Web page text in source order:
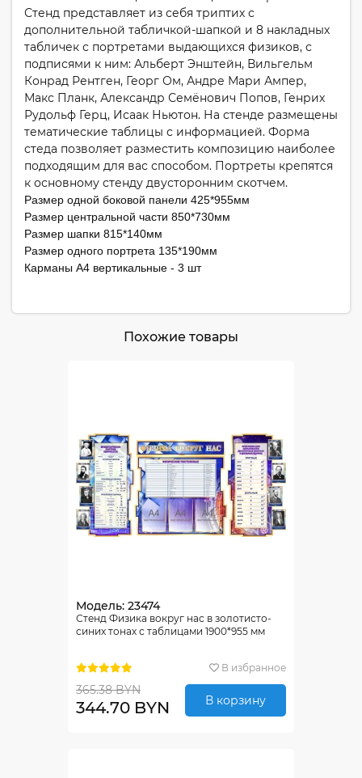
Стенд представляет из себя триптих с
дополнительной табличкой-шапкой и 8 накладных
табличек с портретами выдающихся физиков, с
подписями к ним: Альберт Энштейн, Вильгельм
Конрад Рентген, Георг Ом, Андре Мари Ампер,
Макс Планк, Александр Семёнович Попов, Генрих
Рудольф Герц, Исаак Ньютон. На стенде размещены
тематические таблицы с информацией. Форма
стеда позволяет разместить композицию наиболее
подходящим для вас способом. Портреты крепятся
к основному стенду двусторонним скотчем.
Размер одной боковой панели 425*955мм
Размер центральной части 850*730мм
Размер шапки 815*140мм
Размер одного портрета 135*190мм
Карманы А4 вертикальные - 3 шт
Похожие товары
Модель: 23474
Стенд Физика вокруг нас в золотисто-
синих тонах с таблицами 1900*955 мм
В избранное
365.38 BYN
344.70 BYN В корзину